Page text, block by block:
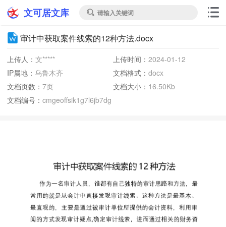
文可居文库  请输入关键词
审计中获取案件线索的12种方法.docx
上传人： 文***** 上传时间： 2024-01-12
IP属地： 乌鲁木齐 文档格式： docx
文档页数： 7页 文档大小： 16.50Kb
文档编号： cmgeoffsik1g7l6jb7dg